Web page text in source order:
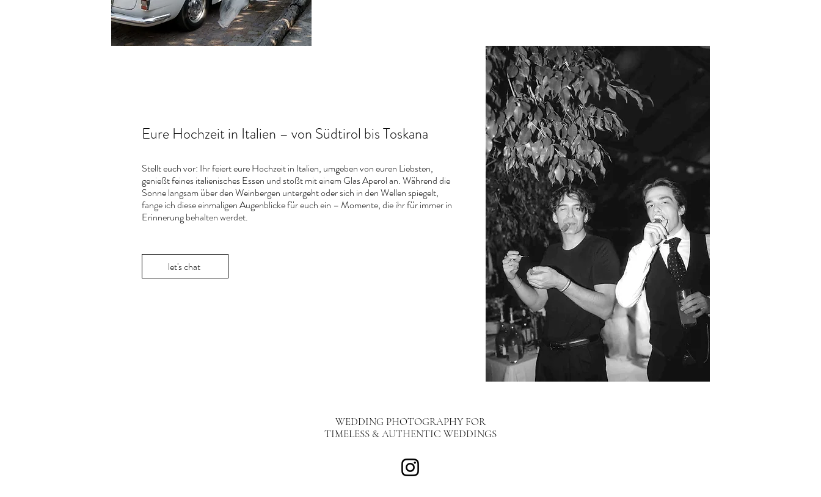
Eure Hochzeit in Italien – von Südtirol bis Toskana
Stellt euch vor: Ihr feiert eure Hochzeit in Italien, umgeben von euren Liebsten,
genießt feines italienisches Essen und stoßt mit einem Glas Aperol an. Während die
Sonne langsam über den Weinbergen untergeht oder sich in den Wellen spiegelt,
fange ich diese einmaligen Augenblicke für euch ein – Momente, die ihr für immer in
Erinnerung behalten werdet.
let's chat
WEDDING PHOTOGRAPHY FOR
TIMELESS & AUTHENTIC WEDDINGS